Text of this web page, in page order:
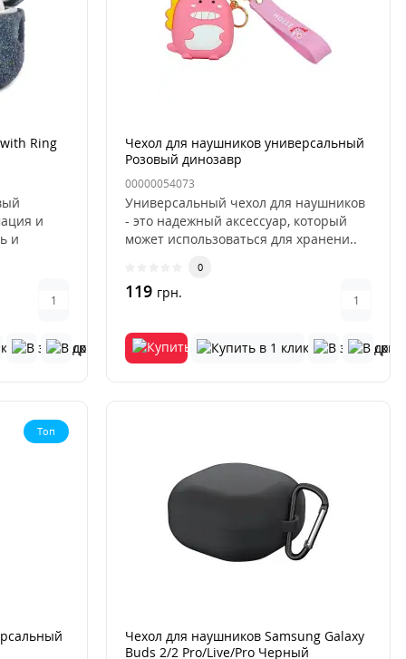
Ring
и
и
Чехол для наушников универсальный
Розовый динозавр
00000054073
Универсальный чехол для наушников
- это надежный аксессуар, который
может использоваться для хранени..
0
119 грн.
Топ
Чехол для наушников Samsung Galaxy
Buds 2/2 Pro/Live/Pro Черный